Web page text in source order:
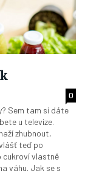
0
Sem tam si dáte
u televize.
zhubnout,
teď po
cukroví vlastně
váhu. Jak se s